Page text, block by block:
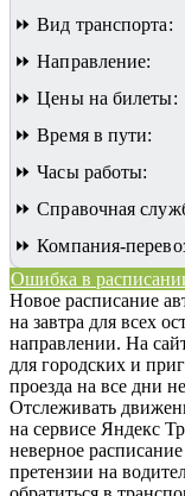
⏩ Вид транспорта:
⏩ Направление:
⏩ Цены на билеты:
⏩ Время в пути:
⏩ Часы работы:
⏩ Справочная
⏩ Компания-
Ошибка в
Новое расписание
на завтра для всех
направлении. На
для городских и
проезда на все дни
Отслеживать
на сервисе Яндекс
неверное
претензии на